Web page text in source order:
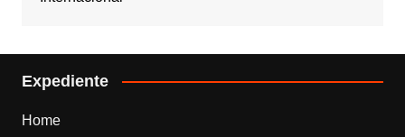
Expediente
Home